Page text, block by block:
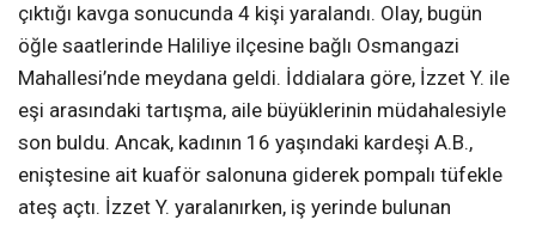
çıktığı kavga sonucunda 4 kişi yaralandı. Olay, bugün
öğle saatlerinde Haliliye ilçesine bağlı Osmangazi
Mahallesi’nde meydana geldi. İddialara göre, İzzet Y. ile
eşi arasındaki tartışma, aile büyüklerinin müdahalesiyle
son buldu. Ancak, kadının 16 yaşındaki kardeşi A.B.,
eniştesine ait kuaför salonuna giderek pompalı tüfekle
ateş açtı. İzzet Y. yaralanırken, iş yerinde bulunan